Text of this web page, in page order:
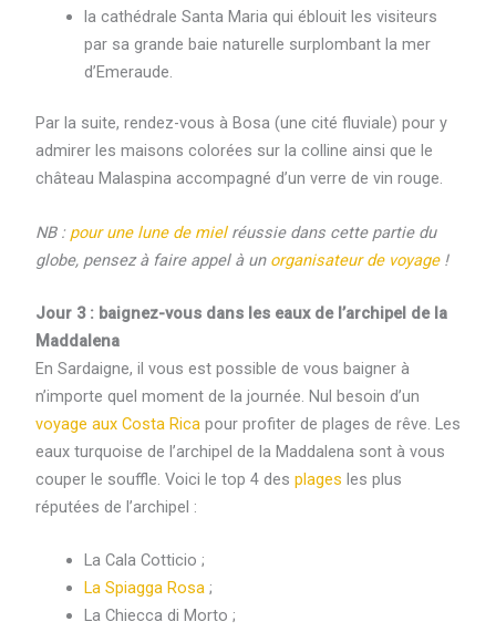
la cathédrale Santa Maria qui éblouit les visiteurs
par sa grande baie naturelle surplombant la mer
d’Emeraude.
Par la suite, rendez-vous à Bosa (une cité fluviale) pour y
admirer les maisons colorées sur la colline ainsi que le
château Malaspina accompagné d’un verre de vin rouge.
NB : pour une lune de mielréussie dans cette partie du
globe, pensez à faire appel à un organisateur de voyage!
Jour 3 : baignez-vous dans les eaux de l’archipel de la
Maddalena
En Sardaigne, il vous est possible de vous baigner à
n’importe quel moment de la journée. Nul besoin d’un
voyage aux Costa Ricapour profiter de plages de rêve. Les
eaux turquoise de l’archipel de la Maddalena sont à vous
couper le souffle. Voici le top 4 des plages les plus
réputées de l’archipel :
La Cala Cotticio ;
La Spiagga Rosa;
La Chiecca di Morto ;